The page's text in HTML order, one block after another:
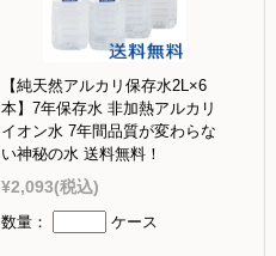
【純天然アルカリ保存水2L×6
本】7年保存水 非加熱アルカリ
イオン水 7年間品質が変わらな
い神秘の水 送料無料！
¥2,093(税込)
数量： ケース